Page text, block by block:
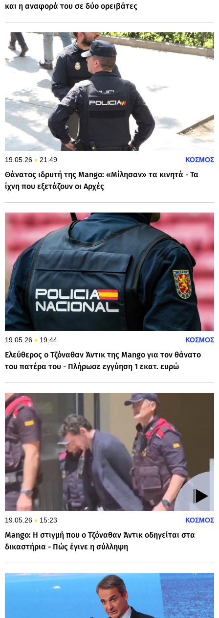
και η αναφορά του σε δύο ορειβάτες
19.05.26 21:49 ΚΟΣΜΟΣ
Θάνατος ιδρυτή της Mango: «Μίλησαν» τα κινητά - Τα
ίχνη που εξετάζουν οι Αρχές
19.05.26 19:44 ΚΟΣΜΟΣ
Ελεύθερος ο Τζόναθαν Άντικ της Mango για τον θάνατο
του πατέρα του - Πλήρωσε εγγύηση 1 εκατ. ευρώ
19.05.26 15:23 ΚΟΣΜΟΣ
Mango: Η στιγμή που ο Τζόναθαν Άντικ οδηγείται στα
δικαστήρια - Πώς έγινε η σύλληψη